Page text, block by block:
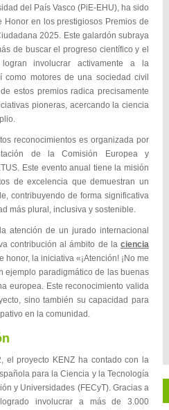
del País Vasco (PiE-EHU), ha sido
en los prestigiosos Premios de
2025. Este galardón subraya
de buscar el progreso científico y el
involucrar activamente a la
como motores de una sociedad civil
estos premios radica precisamente
pioneras, acercando la ciencia
reconocimientos es organizada por
de la Comisión Europea y
Este evento anual tiene la misión
de excelencia que demuestran un
contribuyendo de forma significativa
más plural, inclusiva y sostenible.
atención de un jurado internacional
contribución al ámbito de la ciencia
honor, la iniciativa «¡Atención! ¡No me
ejemplo paradigmático de las buenas
europea. Este reconocimiento valida
sino también su capacidad para
en la comunidad.
el proyecto KENZ ha contado con la
para la Ciencia y la Tecnología
y Universidades (FECyT). Gracias a
involucrar a más de 3.000